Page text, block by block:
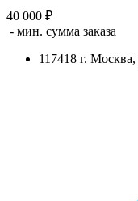
40 000 ₽
- мин. сумма заказа
117418 г. Москва,